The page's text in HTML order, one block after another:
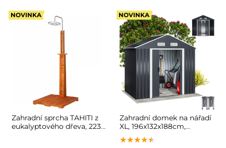
NOVINKA
Zahradní sprcha TAHITI z
eukalyptového dřeva, 223
NOVINKA
Zahradní domek na nářadí
XL, 196x132x188cm,
antracitová
★★★★★
★★★★★
★★★★★